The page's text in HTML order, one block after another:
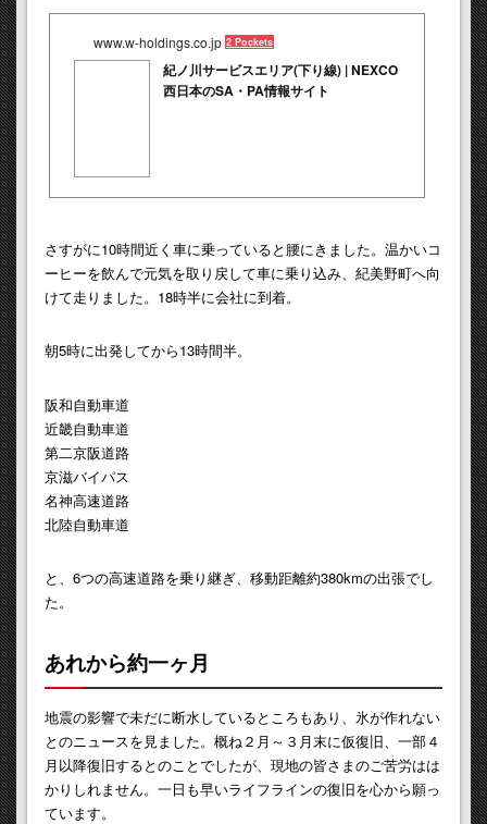
www.w-holdings.co.jp 2 Pockets
紀ノ川サービスエリア(下り線) | NEXCO
西日本のSA・PA情報サイト
さすがに10時間近く車に乗っていると腰にきました。温かいコ
ーヒーを飲んで元気を取り戻して車に乗り込み、紀美野町へ向
けて走りました。18時半に会社に到着。
朝5時に出発してから13時間半。
阪和自動車道
近畿自動車道
第二京阪道路
京滋バイパス
名神高速道路
北陸自動車道
と、6つの高速道路を乗り継ぎ、移動距離約380kmの出張でし
た。
あれから約一ヶ月
地震の影響で未だに断水しているところもあり、氷が作れない
とのニュースを見ました。概ね２月～３月末に仮復旧、一部４
月以降復旧するとのことでしたが、現地の皆さまのご苦労はは
かりしれません。一日も早いライフラインの復旧を心から願っ
ています。